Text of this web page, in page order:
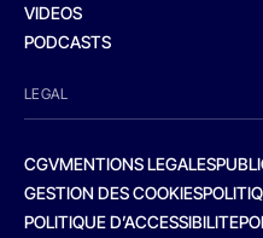
VIDEOS
PODCASTS
LEGAL
CGVMENTIONS LEGALES
GESTION DES COOKIES
POLITIQUE D’ACCESSIBILITE